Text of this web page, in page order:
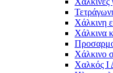
Χάλκινη
Χάλκινα
Χάλκινο
Χαλκός Ι